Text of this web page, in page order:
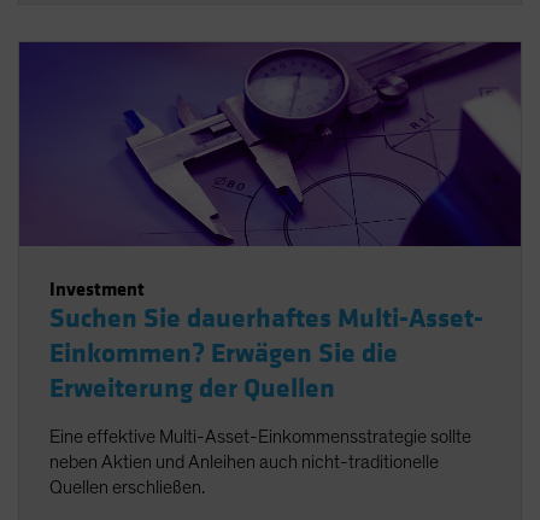
Investment
Suchen Sie dauerhaftes Multi-Asset-
Einkommen? Erwägen Sie die
Erweiterung der Quellen
Eine effektive Multi-Asset-Einkommensstrategie sollte
neben Aktien und Anleihen auch nicht-traditionelle
Quellen erschließen.